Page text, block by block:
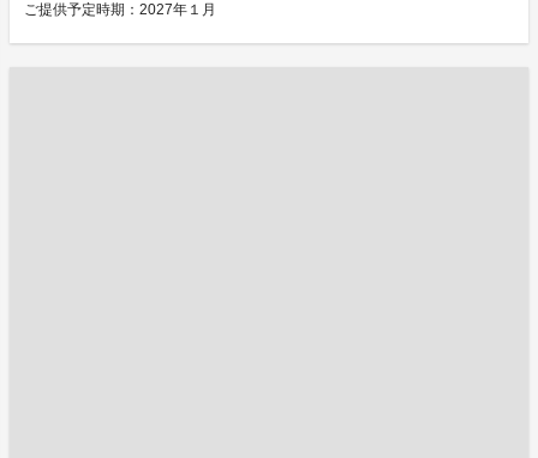
ご提供予定時期：2027年１月